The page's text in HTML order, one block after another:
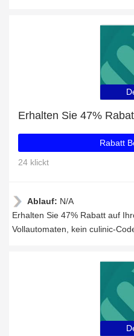
Rabatt
24 klickt
Ablauf: N/A
Erhalten Sie 47% Rabatt auf
Vollautomaten, kein culinic-